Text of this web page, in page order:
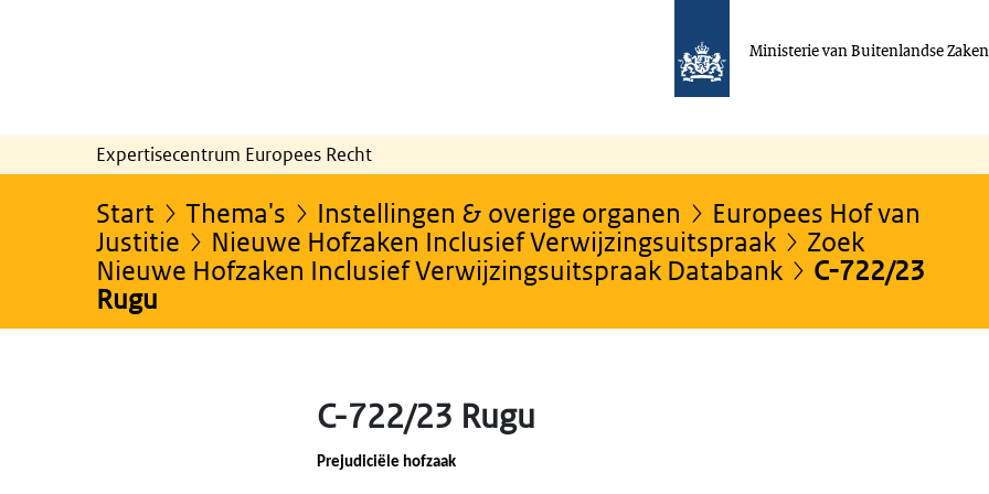
Ministerie van Buitenlandse Zaken
Expertisecentrum Europees Recht
Start Thema's Instellingen & overige organen
Europees Hof van
Justitie
Nieuwe Hofzaken Inclusief Verwijzingsuitspraak
Zoek
Nieuwe Hofzaken Inclusief Verwijzingsuitspraak Databank
C-722/23
Rugu
C-722/23 Rugu
Prejudiciële hofzaak